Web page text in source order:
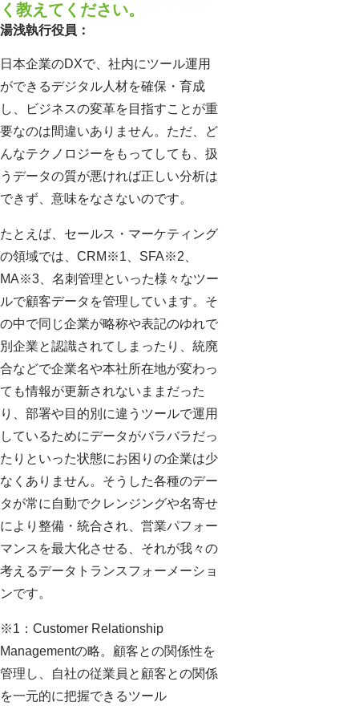
く教えてください。
湯浅執行役員：
日本企業のDXで、社内にツール運用
ができるデジタル人材を確保・育成
し、ビジネスの変革を目指すことが重
要なのは間違いありません。ただ、ど
んなテクノロジーをもってしても、扱
うデータの質が悪ければ正しい分析は
できず、意味をなさないのです。
たとえば、セールス・マーケティング
の領域では、CRM※1、SFA※2、
MA※3、名刺管理といった様々なツー
ルで顧客データを管理しています。そ
の中で同じ企業が略称や表記のゆれで
別企業と認識されてしまったり、統廃
合などで企業名や本社所在地が変わっ
ても情報が更新されないままだった
り、部署や目的別に違うツールで運用
しているためにデータがバラバラだっ
たりといった状態にお困りの企業は少
なくありません。そうした各種のデー
タが常に自動でクレンジングや名寄せ
により整備・統合され、営業パフォー
マンスを最大化させる、それが我々の
考えるデータトランスフォーメーショ
ンです。
※1：Customer Relationship
Managementの略。顧客との関係性を
管理し、自社の従業員と顧客との関係
を一元的に把握できるツール